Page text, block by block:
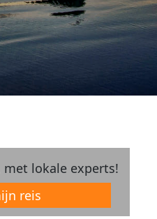
lokale experts!
reis